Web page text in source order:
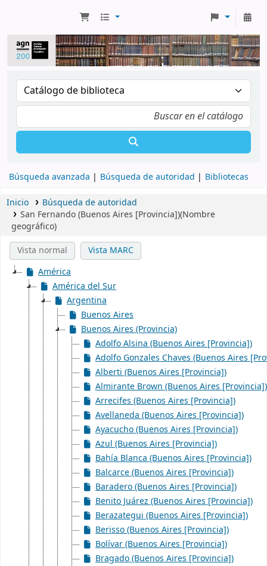
Búsqueda avanzada Búsqueda de autoridad Bibliotecas
Inicio
Búsqueda de autoridad
San Fernando (Buenos Aires [Provincia])(Nombre
geográfico)
Vista normal
Vista MARC
América
América del Sur
Argentina
Buenos Aires
Buenos Aires (Provincia)
Adolfo Alsina (Buenos Aires [Provincia])
Adolfo Gonzales Chaves (Buenos Aires
Alberti (Buenos Aires [Provincia])
Almirante Brown (Buenos Aires [Provincia])
Arrecifes (Buenos Aires [Provincia])
Avellaneda (Buenos Aires [Provincia])
Ayacucho (Buenos Aires [Provincia])
Azul (Buenos Aires [Provincia])
Bahía Blanca (Buenos Aires [Provincia])
Balcarce (Buenos Aires [Provincia])
Baradero (Buenos Aires [Provincia])
Benito Juárez (Buenos Aires [Provincia])
Berazategui (Buenos Aires [Provincia])
Berisso (Buenos Aires [Provincia])
Bolívar (Buenos Aires [Provincia])
Bragado (Buenos Aires [Provincia])